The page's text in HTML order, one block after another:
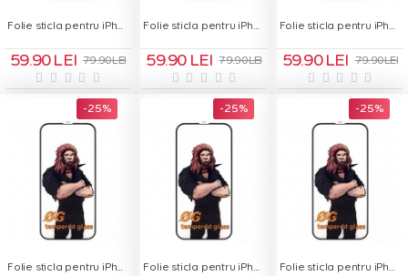
Folie sticla pentru iPhone 11 Pro - OG Green Glass
59.90 LEI 79.90 LEI
Folie sticla pentru iPhone 12 - OG Green Glass
59.90 LEI 79.90 LEI
Folie sticla pentru iPhone 12 Pro - OG Green Glass
59.90 LEI 79.90 LEI
-25 % -25 % -25 %